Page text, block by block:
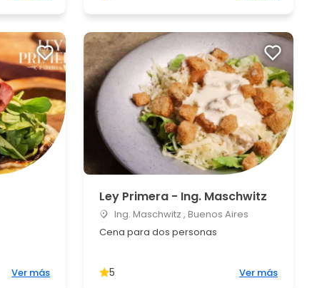
Ver más
Ley Primera - Ing. Maschwitz
Ing. Maschwitz , Buenos Aires
Cena para dos personas
5 Ver más